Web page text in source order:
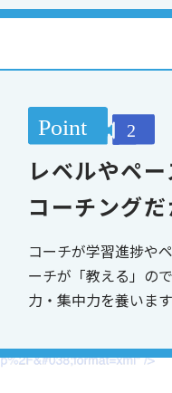
レベルやペ
コーチング
コーチが学習進捗や
ーチが「教える」の
力・集中力を養います